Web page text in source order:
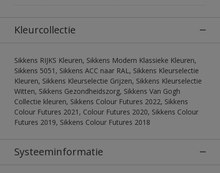
Kleurcollectie
Sikkens RIJKS Kleuren, Sikkens Modern Klassieke Kleuren,
Sikkens 5051, Sikkens ACC naar RAL, Sikkens Kleurselectie
Kleuren, Sikkens Kleurselectie Grijzen, Sikkens Kleurselectie
Witten, Sikkens Gezondheidszorg, Sikkens Van Gogh
Collectie kleuren, Sikkens Colour Futures 2022, Sikkens
Colour Futures 2021, Colour Futures 2020, Sikkens Colour
Futures 2019, Sikkens Colour Futures 2018
Systeeminformatie